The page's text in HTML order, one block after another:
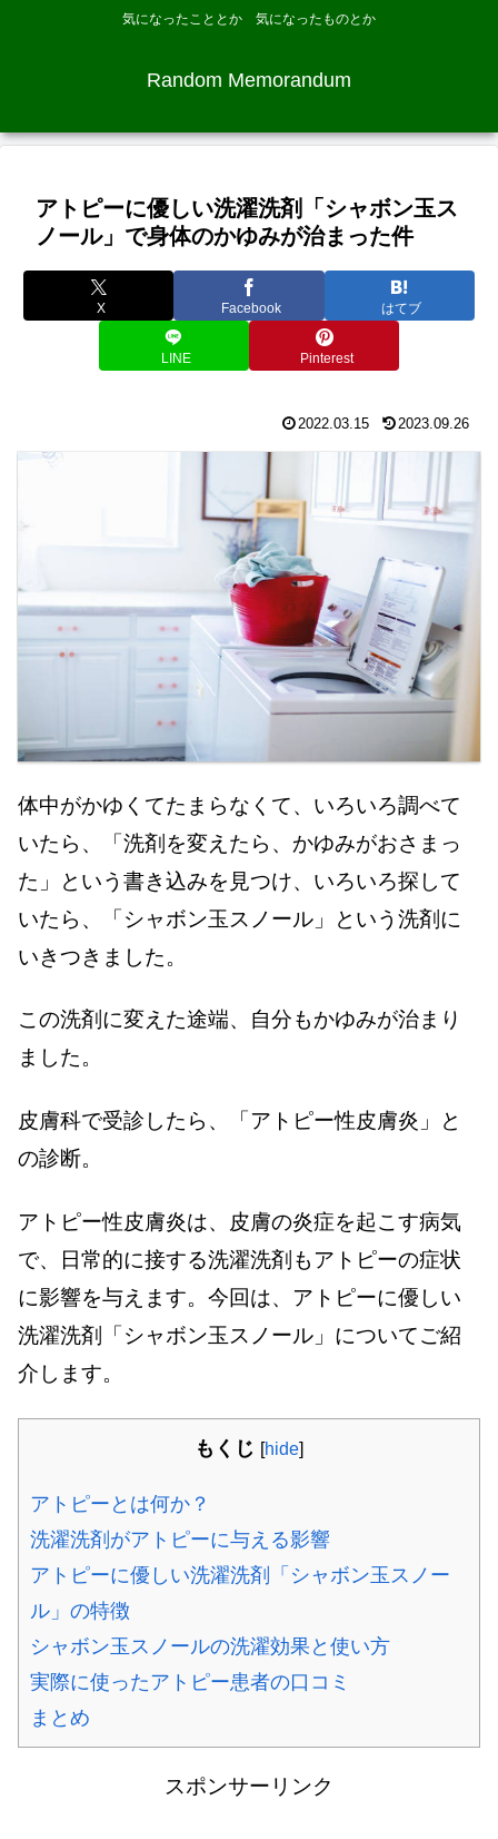
気になったこととか 気になったものとか
Random Memorandum
アトピーに優しい洗濯洗剤「シャボン玉ス
ノール」で身体のかゆみが治まった件
X Facebook はてブ
LINE Pinterest
2022.03.15 2023.09.26
体中がかゆくてたまらなくて、いろいろ調べて
いたら、「洗剤を変えたら、かゆみがおさまっ
た」という書き込みを見つけ、いろいろ探して
いたら、「シャボン玉スノール」という洗剤に
いきつきました。
この洗剤に変えた途端、自分もかゆみが治まり
ました。
皮膚科で受診したら、「アトピー性皮膚炎」と
の診断。
アトピー性皮膚炎は、皮膚の炎症を起こす病気
で、日常的に接する洗濯洗剤もアトピーの症状
に影響を与えます。今回は、アトピーに優しい
洗濯洗剤「シャボン玉スノール」についてご紹
介します。
もくじ [hide]
アトピーとは何か？
洗濯洗剤がアトピーに与える影響
アトピーに優しい洗濯洗剤「シャボン玉スノー
ル」の特徴
シャボン玉スノールの洗濯効果と使い方
実際に使ったアトピー患者の口コミ
まとめ
スポンサーリンク